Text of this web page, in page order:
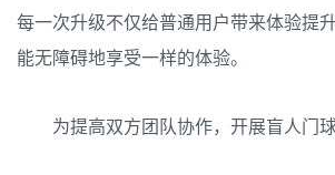
每一次升级不仅给普通用户带来体验提
能无障碍地享受一样的体验。
为提高双方团队协作，开展盲人门